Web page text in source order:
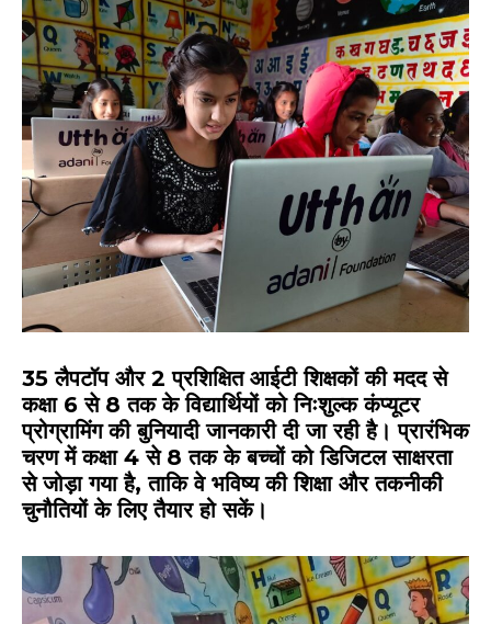
35 लैपटॉप और 2 प्रशिक्षित आईटी शिक्षकों की मदद से
कक्षा 6 से 8 तक के विद्यार्थियों को निःशुल्क कंप्यूटर
प्रोग्रामिंग की बुनियादी जानकारी दी जा रही है। प्रारंभिक
चरण में कक्षा 4 से 8 तक के बच्चों को डिजिटल साक्षरता
से जोड़ा गया है, ताकि वे भविष्य की शिक्षा और तकनीकी
चुनौतियों के लिए तैयार हो सकें।